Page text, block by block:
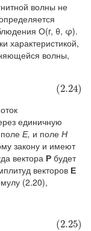
волны не
О(r, θ, φ).
характеристикой,
волны,
(2.24)
единичную
Е, и поле Н
закону и имеют
вектора Р будет
векторов Е
(2.20),
(2.25)